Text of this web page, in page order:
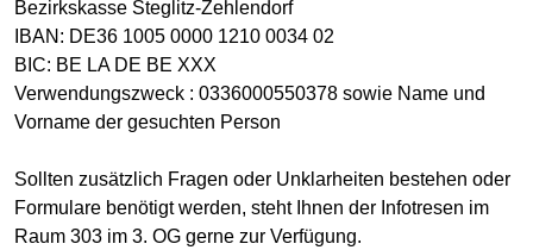
Bezirkskasse Steglitz-Zehlendorf
IBAN: DE36 1005 0000 1210 0034 02
BIC: BE LA DE BE XXX
Verwendungszweck : 0336000550378 sowie Name und
Vorname der gesuchten Person
Sollten zusätzlich Fragen oder Unklarheiten bestehen oder
Formulare benötigt werden, steht Ihnen der Infotresen im
Raum 303 im 3. OG gerne zur Verfügung.